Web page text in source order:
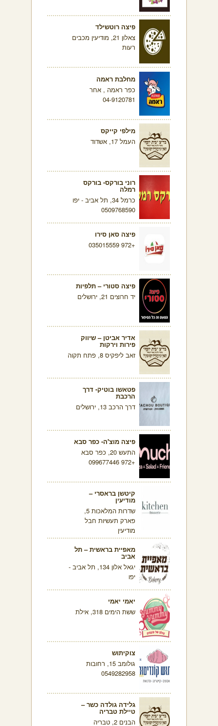
פיצה רוטשילד
צאלון 21, מודיעין מכבים
רעות
מחלבת ראמה
כפר ראמה , אחר
04-9120781
מילפי קייקס
העמל 17, אשדוד
רוני בורקס- בורקס
רמלה
כרמל 34, תל אביב - יפו
0509768590
פיצה סאן סירו
+972 035015559
פיצה סטורי – תלפיות
יד חרוצים 21, ירושלים
אדיר אביטן – שיווק
פירות וירקות
זאב ליפקיס 8, פתח תקוה
פטאשו בוטיק- דרך
הרכבת
דרך הרכב 13, ירושלים
פיצה מוצ'ה- כפר סבא
התעש 20, כפר סבא
+972 099677446
קיטשן בראסרי –
מודיעין
שדרות המלאכות 5,
פארק תעשיות חבל
מודיעין
מאפיית בראשית – תל
אביב
יגאל אלון 134, תל אביב -
יפו
יאמי יאמי
ששת הימים 318, אילת
צוקיתוש
גולומב 15, רחובות
0549282958
גלידה גולדה כשר –
טיילת טבריה
הבנים 2, טבריה